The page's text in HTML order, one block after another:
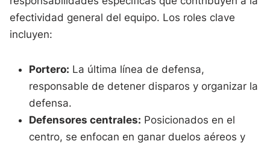
efectividad general del equipo. Los roles clave
incluyen:
Portero: La última línea de defensa,
responsable de detener disparos y organizar la
defensa.
Defensores centrales: Posicionados en el
centro, se enfocan en ganar duelos aéreos y